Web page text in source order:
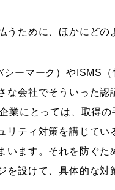
うために、ほかにどの
ーマーク）やISMS
な会社でそういった
業にとっては、取得
リティ対策を講じて
います。それを防ぐ
を設けて、具体的な対